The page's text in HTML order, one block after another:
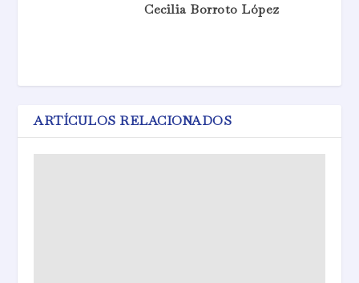
Cecilia Borroto López
ARTÍCULOS RELACIONADOS